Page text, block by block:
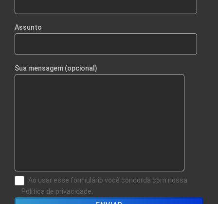
Assunto
Sua mensagem (opcional)
Ao usar esse formulário você concorda com nossa
Política de privacidade.